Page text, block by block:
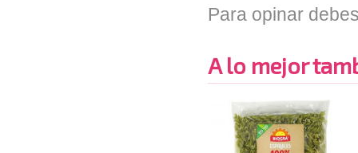
Para opinar
A lo mejor